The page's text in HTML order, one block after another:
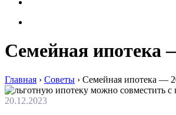
Семейная ипотека
Главная › Советы › Семейная ипотека —
20.12.2023